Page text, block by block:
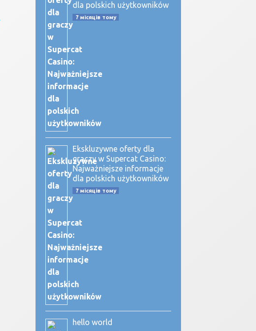
dla polskich użytkowników
7 місяців тому
Ekskluzywne oferty dla
graczy w Supercat Casino:
Najważniejsze informacje
dla polskich użytkowników
7 місяців тому
hello world